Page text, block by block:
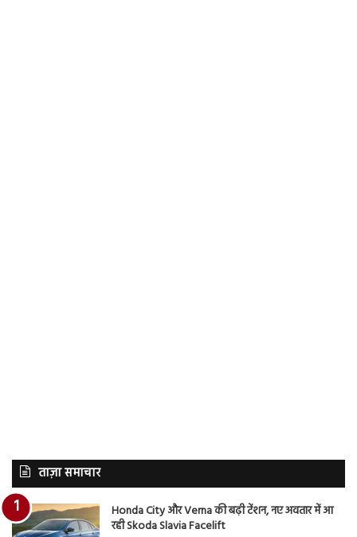
ताज़ा समाचार
Honda City और Verna की बढ़ी टेंशन, नए अवतार में आ
रही Skoda Slavia Facelift